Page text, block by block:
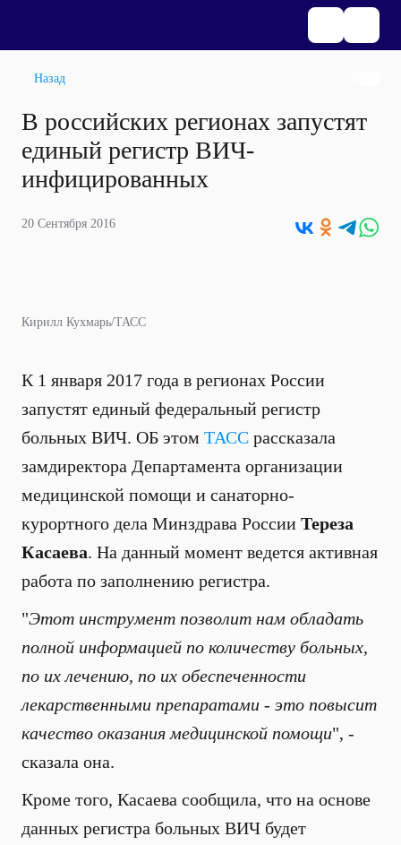
Назад
В российских регионах запустят
единый регистр ВИЧ-
инфицированных
20 Сентября 2016
Кирилл Кухмарь/ТАСС
К 1 января 2017 года в регионах России
запустят единый федеральный регистр
больных ВИЧ. ОБ этом ТАСС рассказала
замдиректора Департамента организации
медицинской помощи и санаторно-
курортного дела Минздрава России Тереза
Касаева. На данный момент ведется активная
работа по заполнению регистра.
"Этот инструмент позволит нам обладать
полной информацией по количеству больных,
по их лечению, по их обеспеченности
лекарственными препаратами - это повысит
качество оказания медицинской помощи", -
сказала она.
Кроме того, Касаева сообщила, что на основе
данных регистра больных ВИЧ будет